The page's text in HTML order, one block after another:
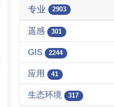
专业 2903
遥感 301
GIS 2244
应用 41
生态环境 317